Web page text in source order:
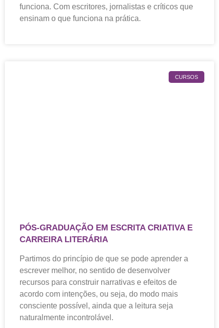
funciona. Com escritores, jornalistas e críticos que
ensinam o que funciona na prática.
CURSOS
PÓS-GRADUAÇÃO EM ESCRITA CRIATIVA E
CARREIRA LITERÁRIA
Partimos do princípio de que se pode aprender a
escrever melhor, no sentido de desenvolver
recursos para construir narrativas e efeitos de
acordo com intenções, ou seja, do modo mais
consciente possível, ainda que a leitura seja
naturalmente incontrolável.